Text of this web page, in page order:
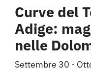
Curve del
Adige:
nelle
Settembre 30 -